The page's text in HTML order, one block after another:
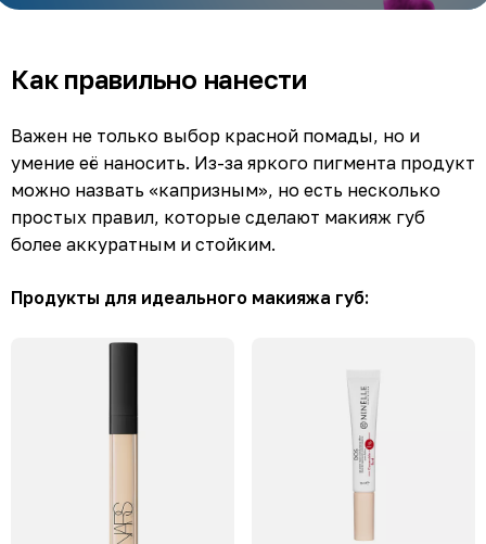
Как правильно нанести
Важен не только выбор красной помады, но и
умение её наносить. Из-за яркого пигмента продукт
можно назвать «капризным», но есть несколько
простых правил, которые сделают макияж губ
более аккуратным и стойким.
Продукты для идеального макияжа губ: